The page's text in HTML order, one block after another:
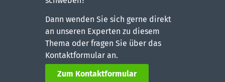
Dann wenden Sie sich gerne direkt
an unseren Experten zu diesem
Thema oder fragen Sie über das
Kontaktformular an.
Zum Kontaktformular